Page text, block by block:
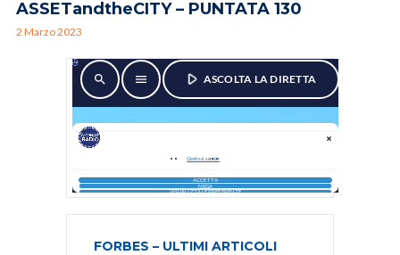
ASSETandtheCITY – PUNTATA 130
2 Marzo 2023
FORBES – ULTIMI ARTICOLI